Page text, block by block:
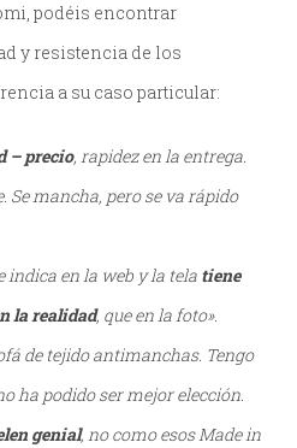
podéis encontrar
y resistencia de los
a su caso particular:
– precio, rapidez en la entrega.
Se mancha, pero se va rápido
indica en la web y la tela tiene
la realidad, que en la foto».
de tejido antimanchas. Tengo
ha podido ser mejor elección.
genial, no como esos Made in